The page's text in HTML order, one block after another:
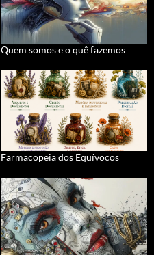
Quem somos e o quê fazemos
Farmacopeia dos Equívocos